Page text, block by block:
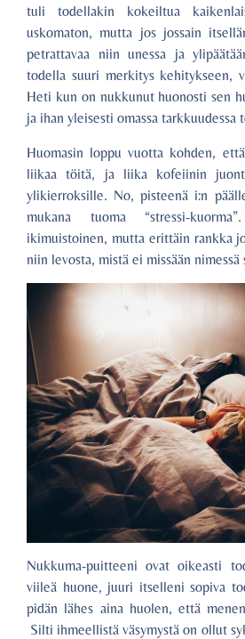
tuli todellakin kokeiltua
uskomaton, mutta jos jossain
petrattavaa niin unessa ja
todella suuri merkitys kehitykseen,
Heti kun on nukkunut huonosti sen
ja ihan yleisesti omassa tarkkuudessa
Huomasin loppu vuotta kohden,
liikaa töitä, ja liika kofeiinin
ylikierroksille. No, pisteenä i:n
mukana tuoma “stressi-
ikimuistoinen, mutta erittäin rankka
niin levosta, mistä ei missään nimessä
Nukkuma-puitteeni ovat oikeasti
viileä huone, juuri itselleni sopiva
pidän lähes aina huolen, että
Silti ihmeellistä väsymystä on ollut